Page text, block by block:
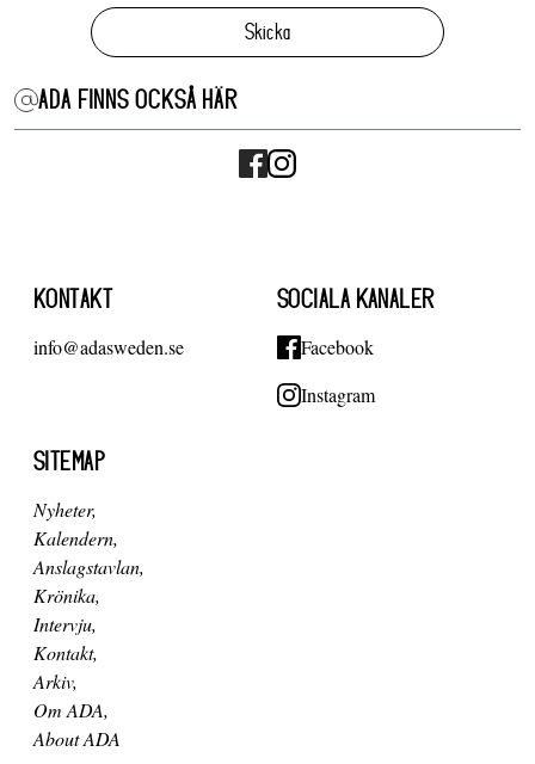
Skicka
ADA FINNS OCKSÅ HÄR
KONTAKT
info@adasweden.se
SOCIALA KANALER
Facebook
Instagram
SITEMAP
Nyheter
Kalendern
Anslagstavlan
Krönika
Intervju
Kontakt
Arkiv
Om ADA
About ADA